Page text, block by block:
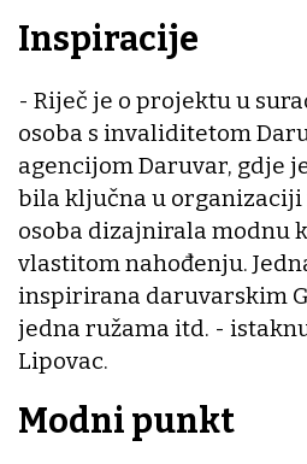
Inspiracije
- Riječ je o projektu u
osoba s invaliditetom
agencijom Daruvar, gdje
bila ključna u organizaciji
osoba dizajnirala modnu
vlastitom nahođenju.
inspirirana daruvarskim
jedna ružama itd. -
Lipovac.
Modni punkt